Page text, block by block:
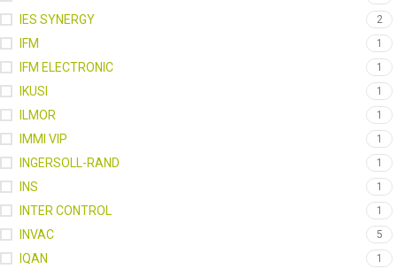
IES SYNERGY 2
IFM 1
IFM ELECTRONIC 1
IKUSI 1
ILMOR 1
IMMI VIP 1
INGERSOLL-RAND 1
INS 1
INTER CONTROL 1
INVAC 5
IQAN 1